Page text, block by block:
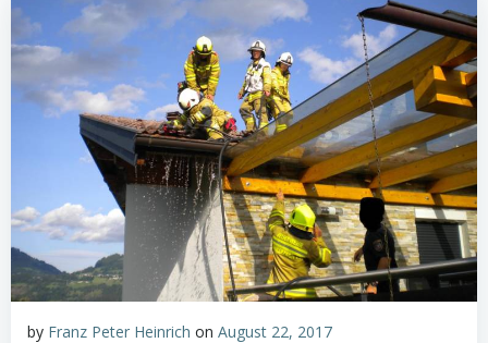
by Franz Peter Heinrich on August 22, 2017